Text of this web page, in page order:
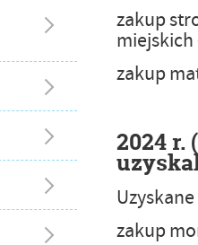
zakup
miejskich
zakup
2024 r.
zakup